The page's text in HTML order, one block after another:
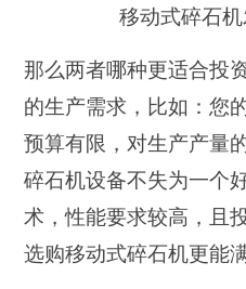
移动式碎石
那么两者哪种更适合投
的生产需求，比如：您
预算有限，对生产产量
碎石机设备不失为一个
术，性能要求较高，且
选购移动式碎石机更能